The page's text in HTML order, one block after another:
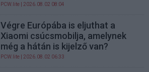
PCW.lite | 2026.08.02 08:04
Végre Európába is eljuthat a
Xiaomi csúcsmobilja, amelynek
még a hátán is kijelző van?
PCW.lite | 2026.08.02 06:33